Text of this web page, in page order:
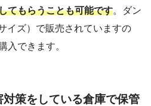
てもらうことも可能です。ダン
イズ）で販売されていますの
入できます。
策をしている倉庫で保管